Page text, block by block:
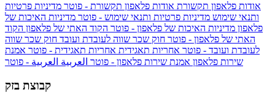
אודות פלאפון תקשורת אודות פלאפון תקשורת - פוטר מדיניות פרטיות
ותנאי שימוש מדיניות פרטיות ותנאי שימוש - פוטר מדיניות האיכות של
פלאפון מדיניות האיכות של פלאפון - פוטר הקוד האתי של פלאפון הקוד
האתי של פלאפון - פוטר חוק שכר שווה לעובדת ועובד חוק שכר שווה
לעובדת ועובד - פוטר אחריות תאגידית אחריות תאגידית - פוטר אמנת
שירות פלאפון אמנת שירות פלאפון - פוטר العربية العربية - פוטר
קבוצת בזק